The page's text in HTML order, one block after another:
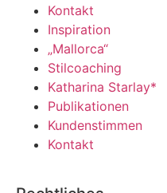
Kontakt
Inspiration
„Mallorca“
Stilcoaching
Katharina Starlay*
Publikationen
Kundenstimmen
Kontakt